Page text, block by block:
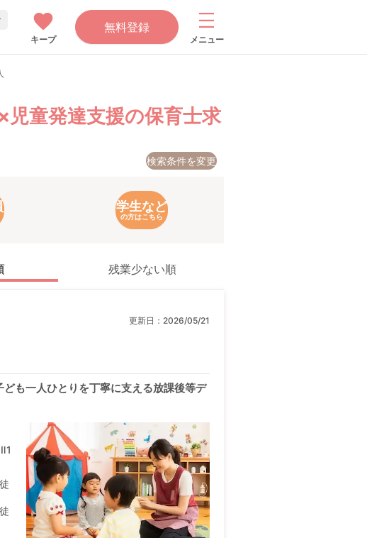
キープ
無料登録
メニュー
童発達支援の保育士求
検索条件を変更
学生など
の方はこちら
残業少ない順
更新日： 2026/05/21
も一人ひとりを丁寧に支える放課後等デ